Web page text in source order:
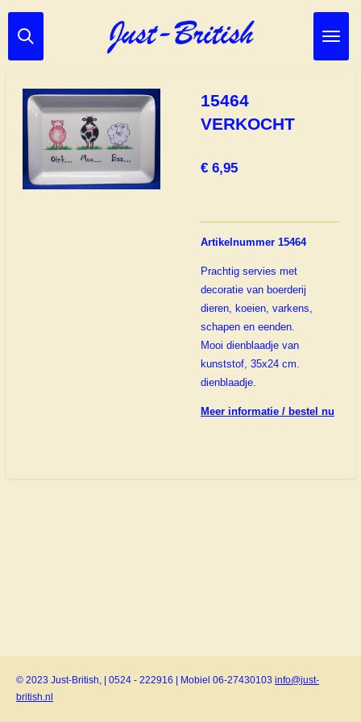
Ga
direct
hoofdinhoud
15464
VERKOCHT
€ 6,95
Artikelnummer 15464
Prachtig servies met
decoratie van boerderij
dieren, koeien, varkens,
schapen en eenden.
Mooi dienblaadje van
kunststof, 35x24 cm.
dienblaadje.
Meer informatie / bestel nu
© 2023 Just-British, | 0524 - 222916 | Mobiel 06-27430103 info@just-
british.nl